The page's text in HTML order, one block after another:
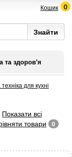
Кошик 0
та здоров'я
для кухні
Показати всі
товари
0